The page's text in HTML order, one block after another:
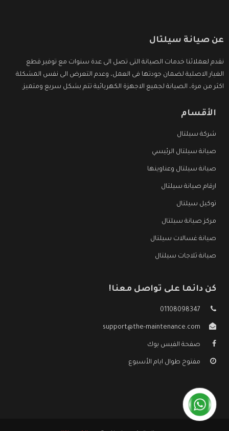
عن صيانة سيلتال
نقدم لعملائنا خدمات الصيانة التى تصل الى عدة سنوات مع توفير قطع
الغيار الاصلية لضمان جودتها فى العمل، وعدم التعرض الى نفس المشكلة
اكثر من مرة، الصيانة لجميع الاجهزة الكهربائية تتم بشكل سريع ومتميز.
الأقسام
شركة سيلتال
صيانة سيلتال الرئيسي
صيانة سيلتال وعناوينها
ارقام صيانة سيلتال
توكيل سيلتال
مركز صيانة سيلتال
صيانة غسالات سيلتال
صيانة ثلاجات سيلتال
كن دائما على تواصل معنا!
01108098347
support@the-maintenance.com
صفحة الفيس بوك
مفتوح طوال ايام الأسبوع